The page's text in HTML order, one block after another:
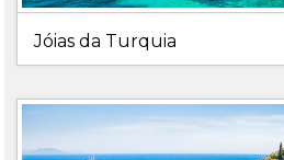
Jóias da Turquia